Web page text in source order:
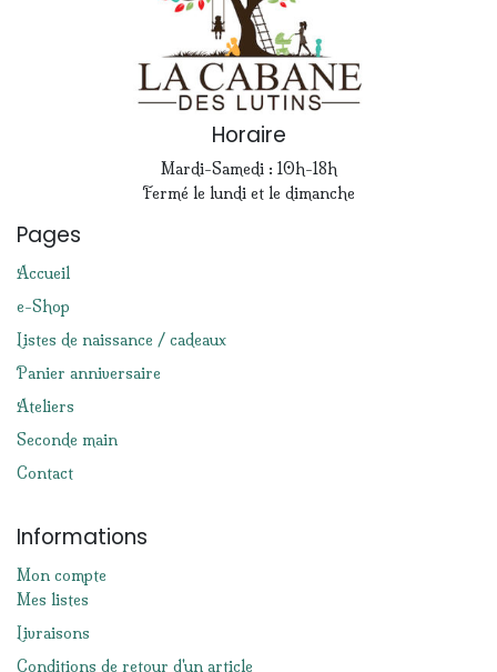
Horaire
Mardi-Samedi : 10h-18h
Fermé le lundi et le dimanche
Pages
Accueil
e-Shop
Listes de naissance / cadeaux
Panier anniversaire
Ateliers
Seconde main
Contact
Informations
Mon compte
Mes listes
Livraisons
Conditions de retour d'un article